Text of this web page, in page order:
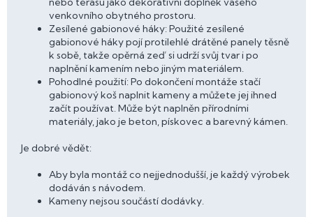
venkovního obytného prostoru.
Zesílené gabionové háky: Použité zesílené
gabionové háky pojí protilehlé drátěné panely těsně
k sobě, takže opěrná zeď si udrží svůj tvar i po
naplnění kamením nebo jiným materiálem.
Pohodlné použití: Po dokončení montáže stačí
gabionový koš naplnit kameny a můžete jej ihned
začít používat. Může být naplněn přírodními
materiály, jako je beton, pískovec a barevný kámen.
Je dobré vědět:
Aby byla montáž co nejjednodušší, je každý výrobek
dodáván s návodem.
Kameny nejsou součástí dodávky.